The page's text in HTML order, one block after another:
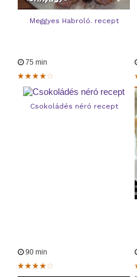
Meggyes Habroló. recept
75 min
Csokoládés néró recept
90 min